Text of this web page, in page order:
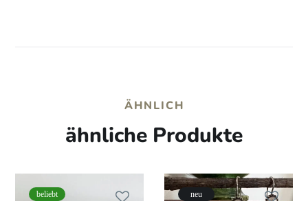
ÄHNLICH
ähnliche Produkte
beliebt neu